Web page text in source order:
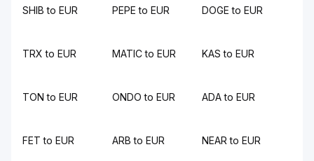
SHIB to EUR PEPE to EUR DOGE to EUR
TRX to EUR MATIC to EUR KAS to EUR
TON to EUR ONDO to EUR ADA to EUR
FET to EUR ARB to EUR NEAR to EUR